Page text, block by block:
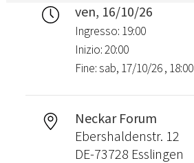
ven, 16/10/26
Ingresso: 19:00
Inizio: 20:00
Fine: sab, 17/10/26 , 18:00
Neckar Forum
Ebershaldenstr. 12
DE-73728 Esslingen